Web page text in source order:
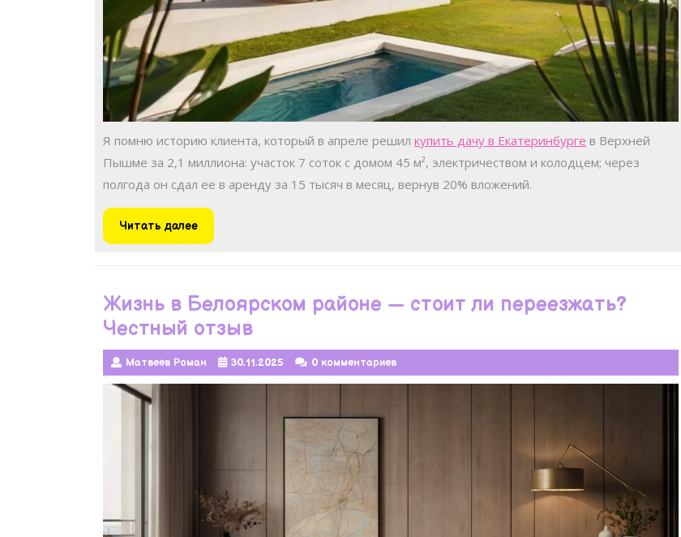
Я помню историю клиента, который в апреле решил купить дачу в Екатеринбурге в Верхней
Пышме за 2,1 миллиона: участок 7 соток с домом 45 м², электричеством и колодцем; через
полгода он сдал ее в аренду за 15 тысяч в месяц, вернув 20% вложений.
Читать далееЧитать
далее
Жизнь в Белоярском районе — стоит ли переезжать?
Честный отзыв
Матвеев Роман 30.11.2025 0 комментариев